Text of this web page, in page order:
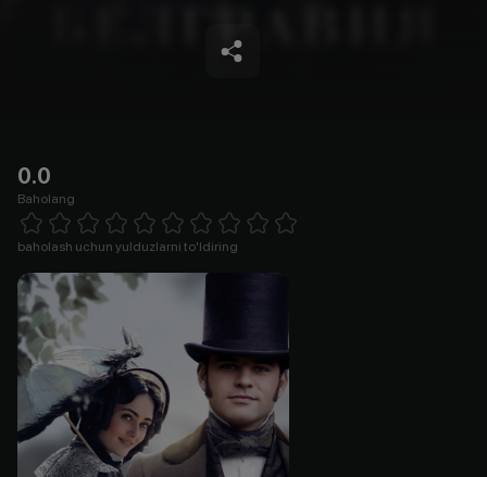
0.0
Baholang
1 Star 2 Stars 3 Stars 4 Stars5 Stars 6 Stars7 Stars8 Stars
baholash uchun yulduzlarni to'ldiring